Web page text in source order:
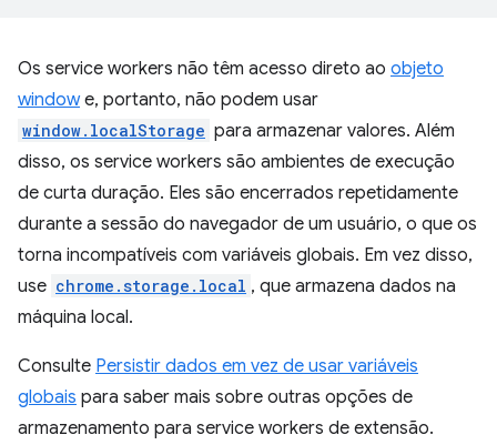
Os service workers não têm acesso direto ao objeto
windowe, portanto, não podem usar
window.localStorage para armazenar valores. Além
disso, os service workers são ambientes de execução
de curta duração. Eles são encerrados repetidamente
durante a sessão do navegador de um usuário, o que os
torna incompatíveis com variáveis globais. Em vez disso,
use chrome.storage.local , que armazena dados na
máquina local.
Consulte Persistir dados em vez de usar variáveis
globais para saber mais sobre outras opções de
armazenamento para service workers de extensão.